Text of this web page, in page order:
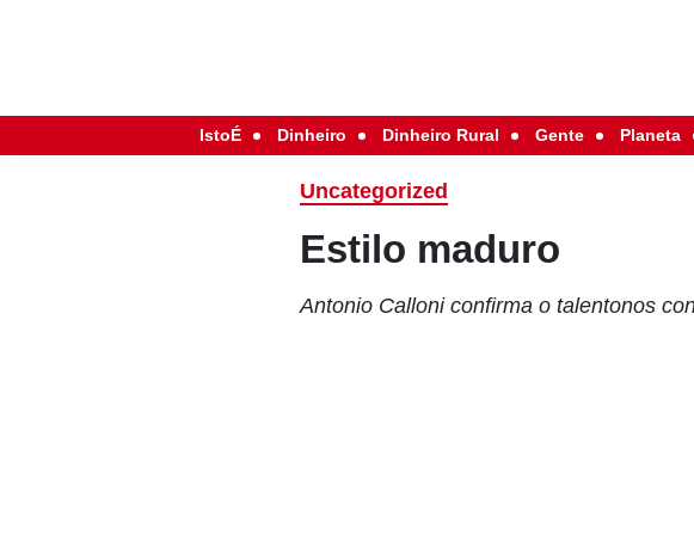
IstoÉ Dinheiro Dinheiro Rural Gente Planeta
Uncategorized
Estilo maduro
Antonio Calloni confirma o talentonos